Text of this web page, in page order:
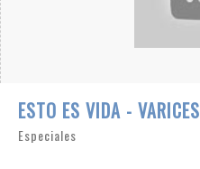
ESTO ES VIDA - VARICES
Especiales